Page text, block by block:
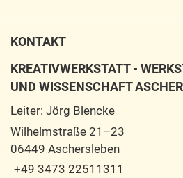
KONTAKT
KREATIVWERKSTATT -
UND WISSENSCHAFT
Leiter: Jörg Blencke
Wilhelmstraße 21–23
06449 Aschersleben
+49 3473 22511311